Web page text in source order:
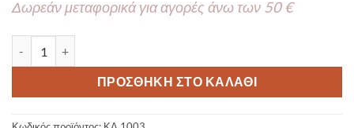
Δωρεάν μεταφορικά για αγορές άνω των 50 €
ΠΡΟΣΘΉΚΗ ΣΤΟ ΚΑΛΆΘΙ